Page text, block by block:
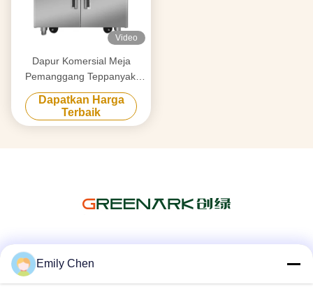
Video
Dapur Komersial Meja
Pemanggang Teppanyaki
Seluler Multifungsi dengan
Tungku Ganda
Dapatkan Harga
Terbaik
Emily Chen